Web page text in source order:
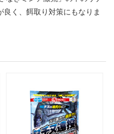
く、餌取り対策にもなりま